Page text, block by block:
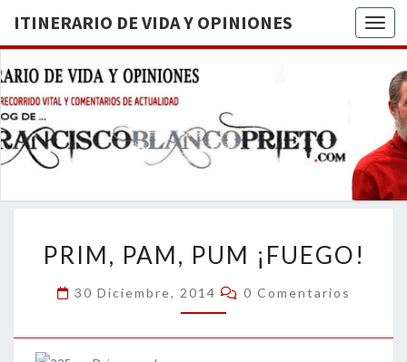
ITINERARIO DE VIDA Y OPINIONES
DE
BREVE
RECORRIDO
VITAL Y
ACTUALIDAD
PAM,
PUM
¡FUEGO!
PRIM, PAM, PUM ¡FUEGO!
30 Diciembre, 2014 Comentarios
0 Comentarios